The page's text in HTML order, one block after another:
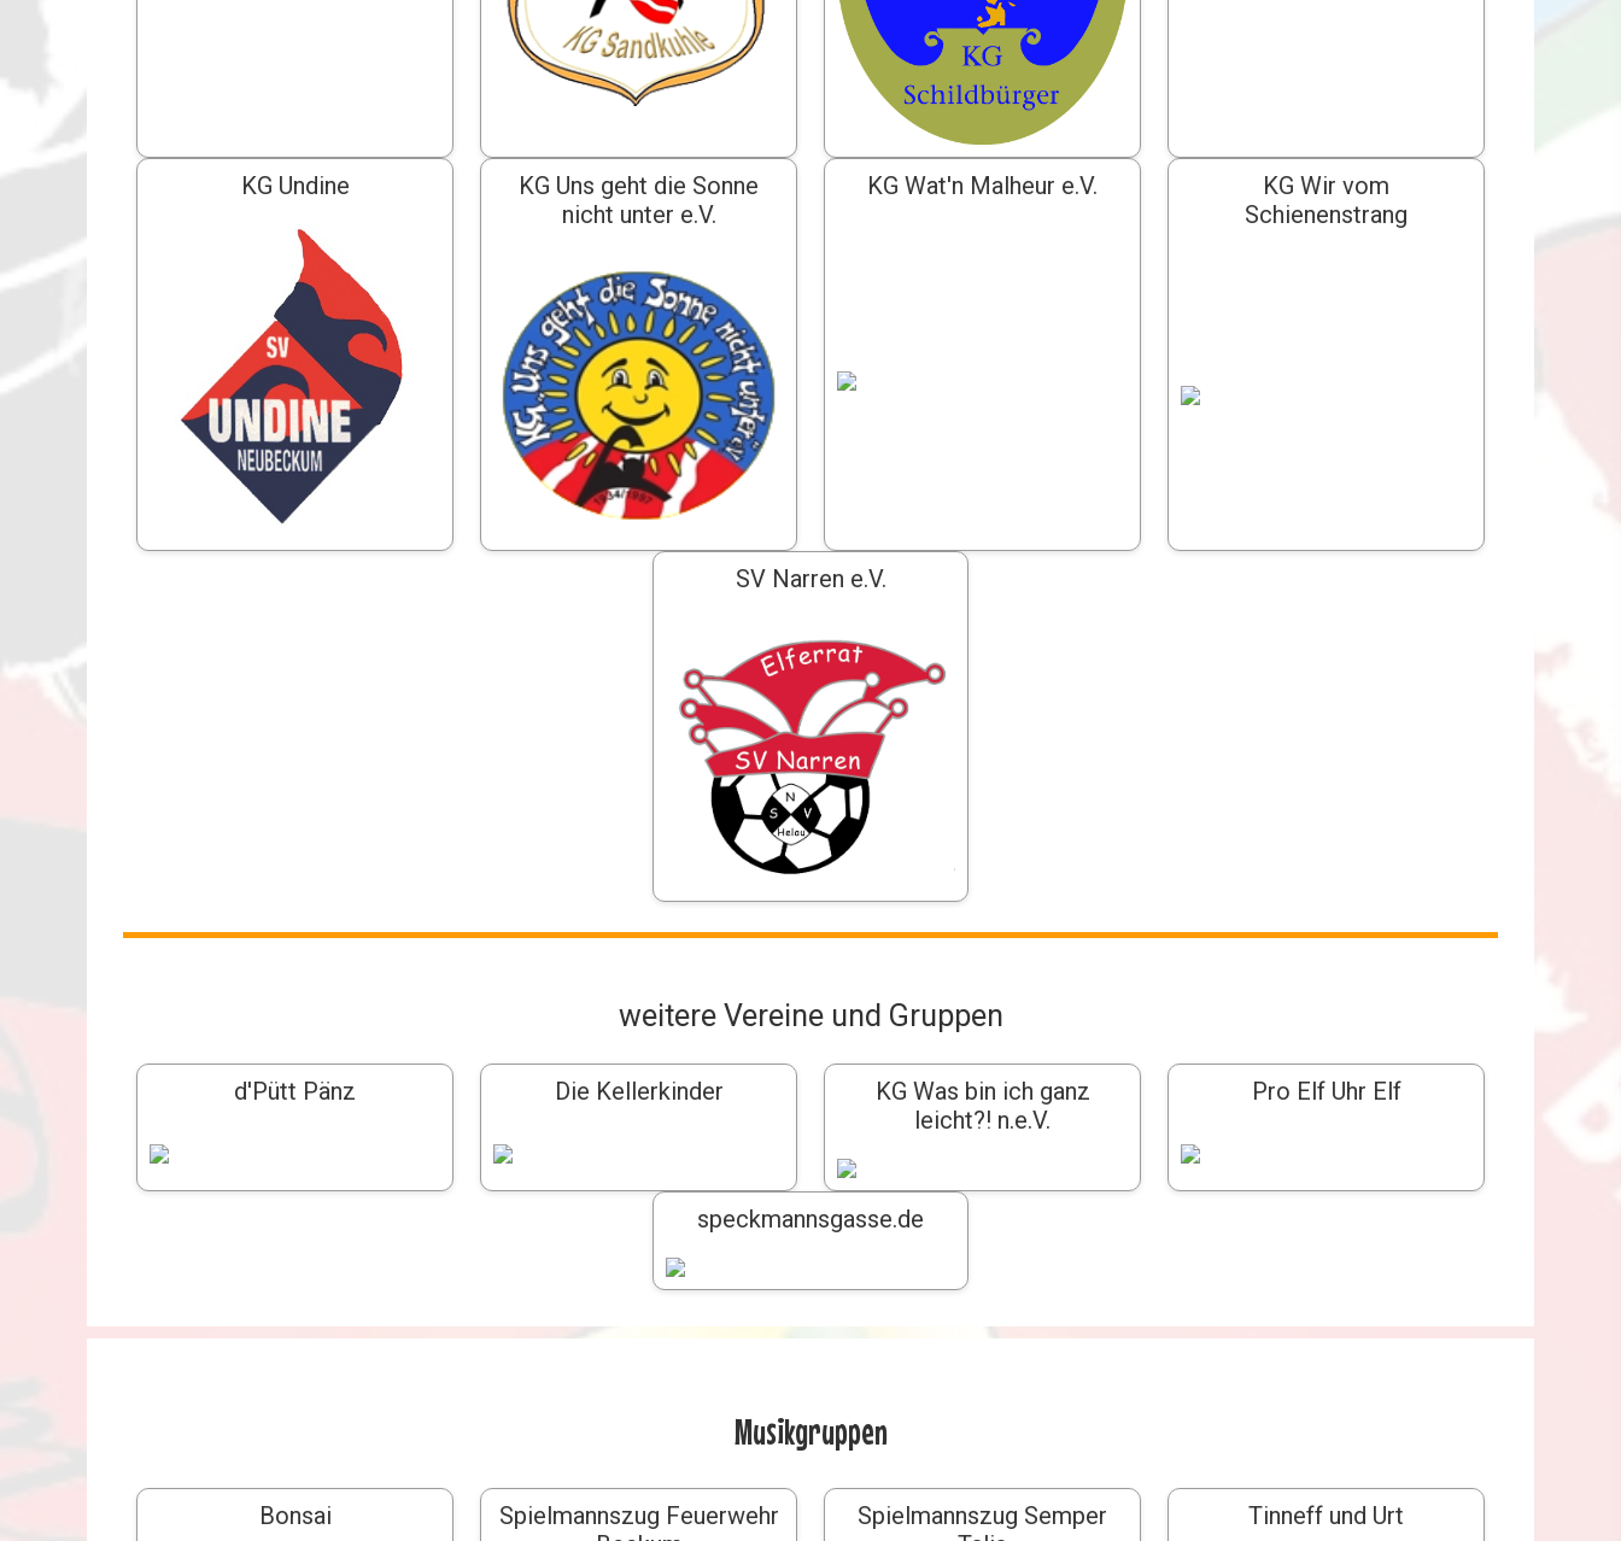
KG Undine
KG Uns geht die Sonne
nicht unter e.V.
KG Wat'n Malheur e.V.
KG Wir vom
Schienenstrang
SV Narren e.V.
weitere Vereine und Gruppen
d'Pütt Pänz Die Kellerkinder
KG Was bin ich ganz
leicht?! n.e.V.
Pro Elf Uhr Elf
speckmannsgasse.de
Musikgruppen
Bonsai
Spielmannszug Feuerwehr
Spielmannszug Semper
Tinneff und Urt